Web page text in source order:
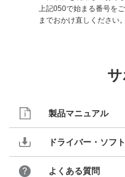
上記050で始まる番号を
までおかけ直しください。
製品マニュアル
ドライバー・ソフ
よくある質問